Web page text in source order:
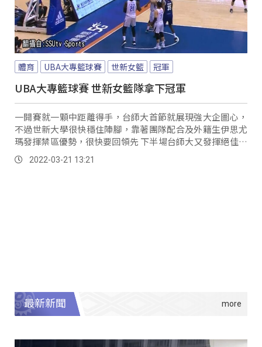
體育 UBA大專籃球賽 世新女籃 冠軍
UBA大專籃球賽 世新女籃隊拿下冠軍
一開賽就一顆中距離得手，台師大首節就展現強大企圖心，
不過世新大學很快穩住陣腳，靠著團隊配合及外籍生伊思尤
瑪發揮禁區優勢，很快要回領先 下半場台師大又發揮絕佳手
感，點點開花，一度42比37超前比數，...。
2022-03-21 13:21
最新新聞